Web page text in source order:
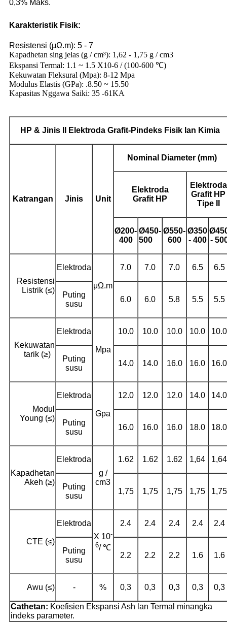
0,3% Maks.
Karakteristik Fisik:
Resistensi (μΩ.m): 5 - 7
Kapadhetan sing jelas (g / cm³): 1,62 - 1,75 g / cm3
Ekspansi Termal: 1.1 ~ 1.5 X10-6 / (100-600 ℃)
Kekuwatan Fleksural (Mpa): 8-12 Mpa
Modulus Elastis (GPa): .8.50 ~ 15.50
Kapasitas Nggawa Saiki: 35 -61KA
HP & JinisII Elektroda Grafit-Pindeks Fisik lan Kimia
Katrangan Jinis Unit
Nominal Diameter (mm)
Elektroda
Grafit HP
Elektroda
Grafit HP
Tipe II
Ø200-
400
Ø450-
500
Ø550-
600
Ø350
- 400
Ø
-
Resistensi
Listrik (≤)
Elektroda
μΩ.m
7.0 7.0 7.0 6.5 6.5
Puting
susu
6.0 6.0 5.8 5.5 5.5
Kekuwatan
tarik (≥)
Elektroda
Mpa
10.0 10.0 10.0 10.0 10.0
Puting
susu
14.0 14.0 16.0 16.0 16.0
Modul
Young (≤)
Elektroda
Gpa
12.0 12.0 12.0 14.0 14.0
Puting
susu
16.0 16.0 16.0 18.0 18.0
Kapadhetan
Akeh (≥)
Elektroda
g /
cm3
1.62 1.62 1.62 1,64 1,64
Puting
susu
1,75 1,75 1,75 1,75 1,75
CTE (≤)
Elektroda
X 10-
6/ ℃
2.4 2.4 2.4 2.4 2.4
Puting
susu
2.2 2.2 2.2 1.6 1.6
Awu (≤) - % 0,3 0,3 0,3 0,3 0,3
Cathetan: Koefisien Ekspansi Ash lan Termal minangka
indeks parameter.